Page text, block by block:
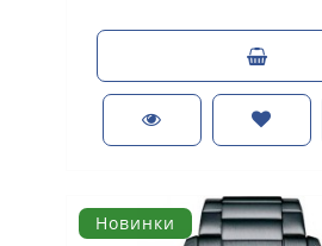
Новинки